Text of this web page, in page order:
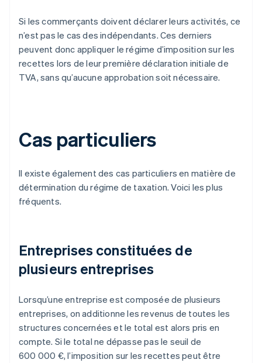
Si les commerçants doivent déclarer leurs activités, ce
n’est pas le cas des indépendants. Ces derniers
peuvent donc appliquer le régime d’imposition sur les
recettes lors de leur première déclaration initiale de
TVA, sans qu’aucune approbation soit nécessaire.
Cas particuliers
Il existe également des cas particuliers en matière de
détermination du régime de taxation. Voici les plus
fréquents.
Entreprises constituées de
plusieurs entreprises
Lorsqu’une entreprise est composée de plusieurs
entreprises, on additionne les revenus de toutes les
structures concernées et le total est alors pris en
compte. Si le total ne dépasse pas le seuil de
600 000 €, l’imposition sur les recettes peut être